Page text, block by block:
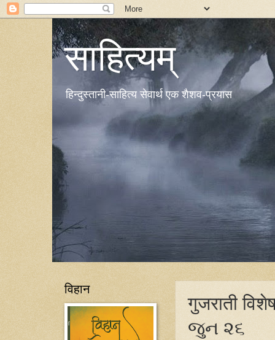
साहित्यम्
हिन्दुस्तानी-साहित्य सेवार्थ एक शैशव-प्रयास
गुजराती
જુન ૨૬
विहान